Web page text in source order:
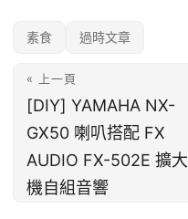
素食 過時文章
« 上一頁
[DIY] YAMAHA NX-
GX50 喇叭搭配 FX
AUDIO FX-502E 擴大
機自組音響